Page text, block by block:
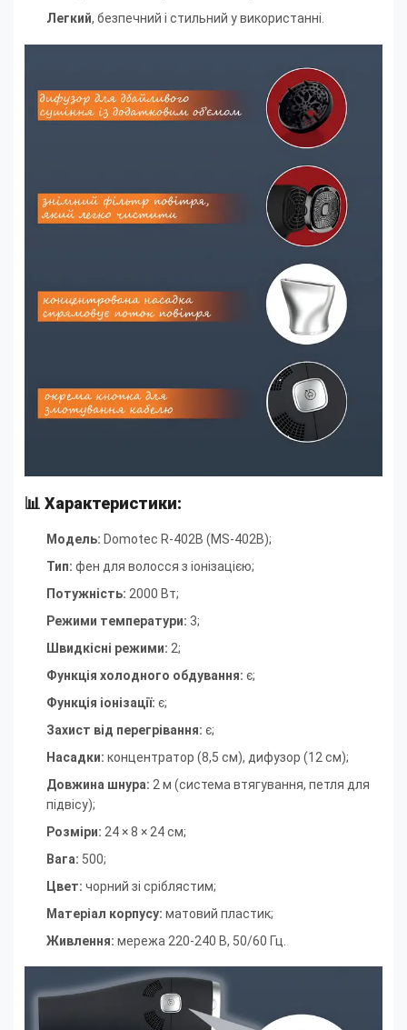
Легкий, безпечний і стильний у використанні.
📊 Характеристики:
Модель: Domotec R-402B (MS-402B);
Тип: фен для волосся з іонізацією;
Потужність: 2000 Вт;
Режими температури: 3;
Швидкісні режими: 2;
Функція холодного обдування: є;
Функція іонізації: є;
Захист від перегрівання: є;
Насадки: концентратор (8,5 см), дифузор (12 см);
Довжина шнура: 2 м (система втягування, петля для
підвісу);
Розміри: 24 × 8 × 24 см;
Вага: 500;
Цвет: чорний зі сріблястим;
Матеріал корпусу: матовий пластик;
Живлення: мережа 220-240 В, 50/60 Гц.